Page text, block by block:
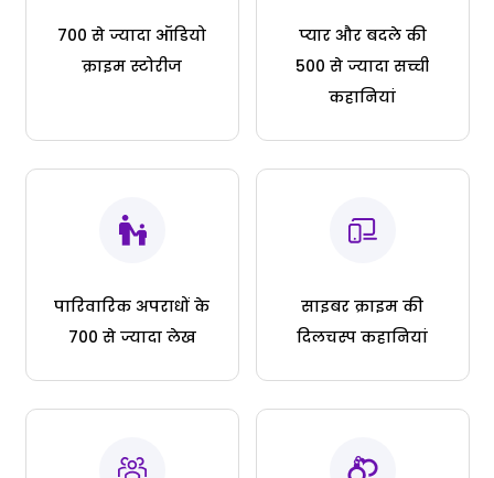
700 से ज्यादा ऑडियो
क्राइम स्टोरीज
प्यार और बदले की
500 से ज्यादा सच्ची
कहानियां
पारिवारिक अपराधों के
700 से ज्यादा लेख
साइबर क्राइम की
दिलचस्प कहानियां